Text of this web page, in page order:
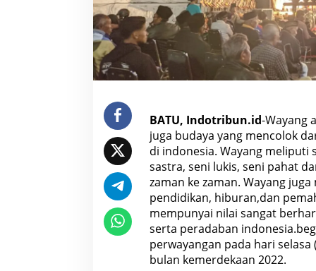
a
r
a
k
a
D
u
n
r
e
j
o
K
o
t
a
B
a
t
u
M
e
BATU, Indotribun.id-Wayang
juga budaya yang mencolok
di indonesia. Wayang meliputi
sastra, seni lukis, seni pahat
zaman ke zaman. Wayang
pendidikan, hiburan,dan
mempunyai nilai sangat
serta peradaban
perwayangan pada hari
bulan kemerdekaan 2022.